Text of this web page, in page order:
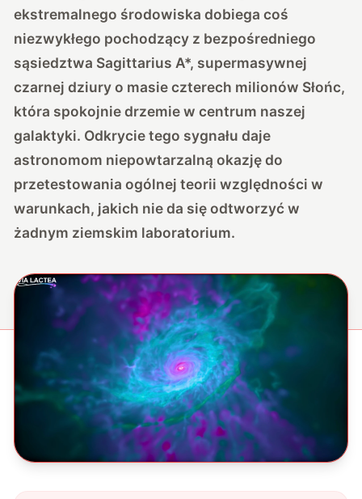
ekstremalnego środowiska dobiega coś
niezwykłego pochodzący z bezpośredniego
sąsiedztwa Sagittarius A*, supermasywnej
czarnej dziury o masie czterech milionów Słońc,
która spokojnie drzemie w centrum naszej
galaktyki. Odkrycie tego sygnału daje
astronomom niepowtarzalną okazjędo
przetestowania ogólnej teorii względności w
warunkach, jakich nie da się odtworzyć w
żadnym ziemskim laboratorium.